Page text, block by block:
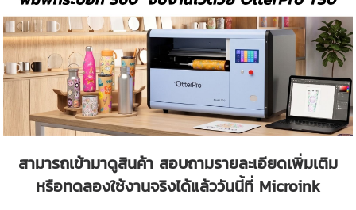
สามารถเข้ามาดูสินค้า สอบถามรายละเอียดเพิ่มเติม
หรือทดลองใช้งานจริงได้แล้ววันนี้ที่ Microink